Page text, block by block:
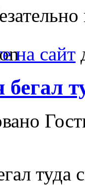
на сайт
бегал